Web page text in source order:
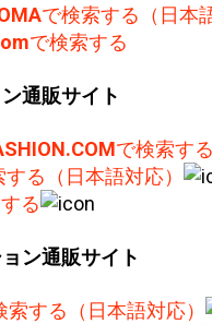
で検索する（日本
で検索する
通販サイト
で検索す
る（日本語対応）
る
ン通販サイト
索する（日本語対応）